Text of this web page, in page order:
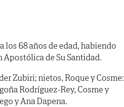
los 68 años de edad, habiendo
de Su Santidad.
Zubiri; nietos, Roque y Cosme:
Rodríguez-Rey, Cosme y
y Ana Dapena.